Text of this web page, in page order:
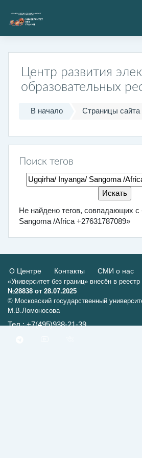
Центр развития
образовательных
В начало Страницы сайта
Поиск тегов
Поиск тегов
Не найдено тегов, совпадающих с
Sangoma /Africa +27631787089»
О Центре Контакты СМИ о нас
«Университет без границ» внесён в
№28838 от 28.07.2025
© Московский государственный
М.В.Ломоносова
Тел.: +7(495)938-21-39